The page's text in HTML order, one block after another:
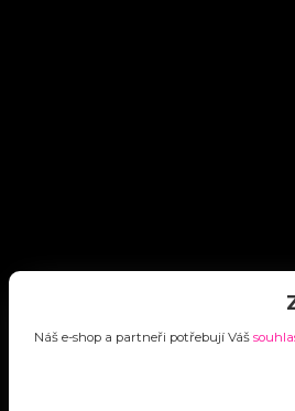
Náš e-shop a partneři potřebují Váš